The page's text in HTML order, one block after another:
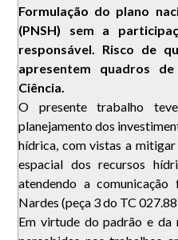
Formulação do plano
(PNSH) sem a
responsável. Risco de
apresentem quadros
Ciência.
O presente trabalho
planejamento dos
hídrica, com vistas a
espacial dos recursos
atendendo a
Nardes (peça 3 do TC
Em virtude do padrão e da